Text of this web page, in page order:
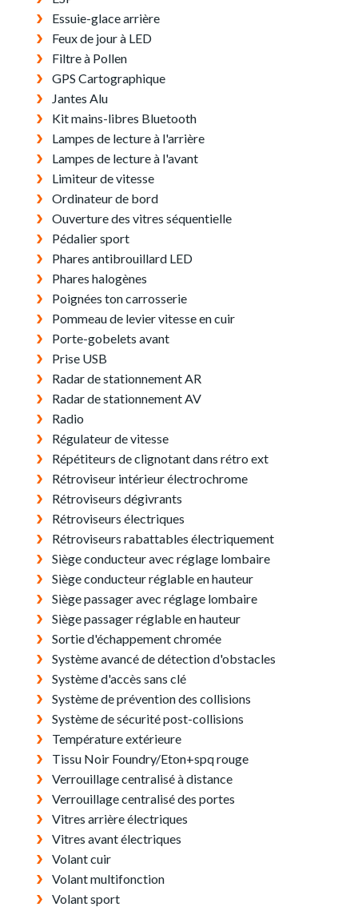
Essuie-glace arrière
Feux de jour à LED
Filtre à Pollen
GPS Cartographique
Jantes Alu
Kit mains-libres Bluetooth
Lampes de lecture à l'arrière
Lampes de lecture à l'avant
Limiteur de vitesse
Ordinateur de bord
Ouverture des vitres séquentielle
Pédalier sport
Phares antibrouillard LED
Phares halogènes
Poignées ton carrosserie
Pommeau de levier vitesse en cuir
Porte-gobelets avant
Prise USB
Radar de stationnement AR
Radar de stationnement AV
Radio
Régulateur de vitesse
Répétiteurs de clignotant dans rétro ext
Rétroviseur intérieur électrochrome
Rétroviseurs dégivrants
Rétroviseurs électriques
Rétroviseurs rabattables électriquement
Siège conducteur avec réglage lombaire
Siège conducteur réglable en hauteur
Siège passager avec réglage lombaire
Siège passager réglable en hauteur
Sortie d'échappement chromée
Système avancé de détection d'obstacles
Système d'accès sans clé
Système de prévention des collisions
Système de sécurité post-collisions
Température extérieure
Tissu Noir Foundry/Eton+spq rouge
Verrouillage centralisé à distance
Verrouillage centralisé des portes
Vitres arrière électriques
Vitres avant électriques
Volant cuir
Volant multifonction
Volant sport